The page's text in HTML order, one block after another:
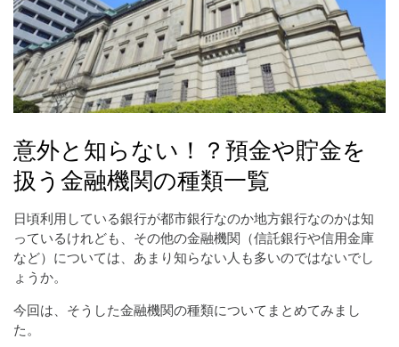
意外と知らない！？預金や貯金を
扱う金融機関の種類一覧
日頃利用している銀行が都市銀行なのか地方銀行なのかは知
っているけれども、その他の金融機関（信託銀行や信用金庫
など）については、あまり知らない人も多いのではないでし
ょうか。
今回は、そうした金融機関の種類についてまとめてみまし
た。